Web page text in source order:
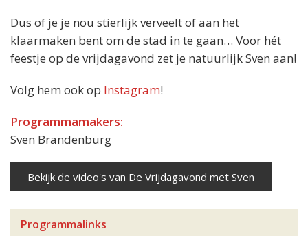
Dus of je je nou stierlijk verveelt of aan het
klaarmaken bent om de stad in te gaan… Voor hét
feestje op de vrijdagavond zet je natuurlijk Sven aan!
Volg hem ook op Instagram!
Programmamakers:
Sven Brandenburg
Bekijk de video's van De Vrijdagavond met Sven
Programmalinks